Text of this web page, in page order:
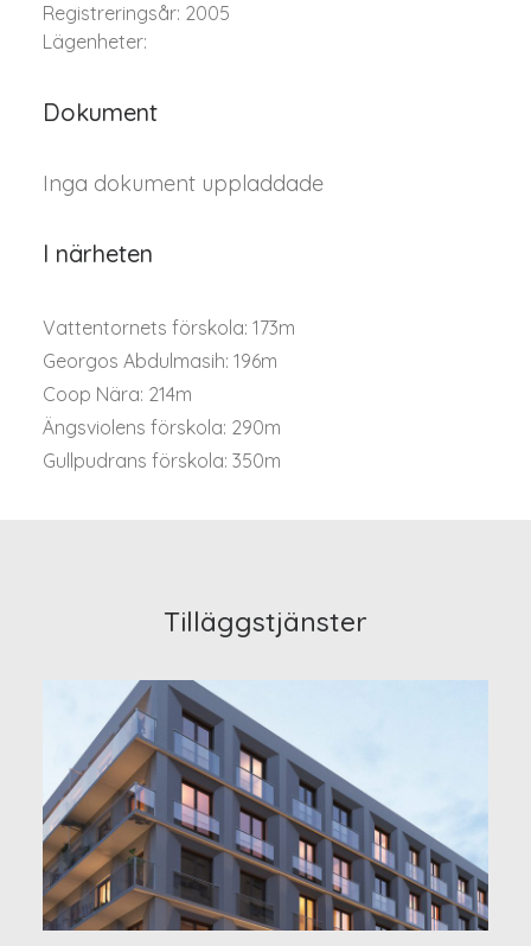
Registreringsår: 2005
Lägenheter:
Dokument
Inga dokument uppladdade
I närheten
Vattentornets förskola: 173m
Georgos Abdulmasih: 196m
Coop Nära: 214m
Ängsviolens förskola: 290m
Gullpudrans förskola: 350m
Tilläggstjänster